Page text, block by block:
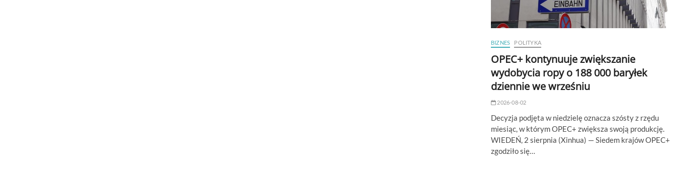
BIZNES POLITYKA
OPEC+ kontynuuje zwiększanie
wydobycia ropy o 188 000 baryłek
dziennie we wrześniu
2026-08-02
Decyzja podjęta w niedzielę oznacza szósty z rzędu
miesiąc, w którym OPEC+ zwiększa swoją produkcję.
WIEDEŃ, 2 sierpnia (Xinhua) — Siedem krajów OPEC+
zgodziło się…